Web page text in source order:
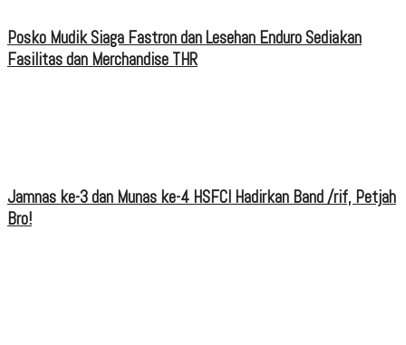
Posko Mudik Siaga Fastron dan Lesehan Enduro Sediakan
Fasilitas dan Merchandise THR
Jamnas ke-3 dan Munas ke-4 HSFCI Hadirkan Band /rif, Petjah
Bro!